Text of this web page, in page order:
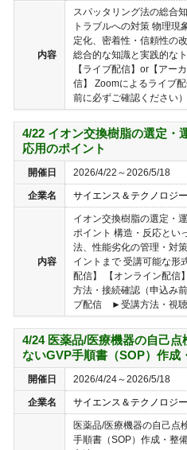
内容
スパッタリング法の総合
トラブルへの対策 物理現
定化、密着性・信頼性の
総合的な知識と実践的な
【ライブ配信】or【アー
信】 Zoomによるライブ
前に必ずご確認ください
4/22 イオン交換樹脂の選定・
応用のポイント
開催日 2026/4/22～2026/5/18
企業名 サイエンス＆テクノロジ
内容
イオン交換樹脂の選定・
ポイント 構造・反応とい
法、性能劣化の管理・対
イントまで 受講可能な形
配信】 【オンライン配
方法・接続確認（申込み
ブ配信 ►受講方法・視聴
4/24 医薬品/医療機器の自己
ないGVP手順書（SOP）作成
開催日 2026/4/24～2026/5/18
企業名 サイエンス＆テクノロジ
医薬品/医療機器の自己点
手順書（SOP）作成・整